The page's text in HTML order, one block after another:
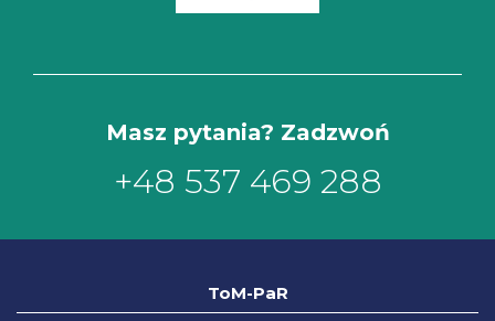
Masz pytania? Zadzwoń
+48 537 469 288
ToM-PaR